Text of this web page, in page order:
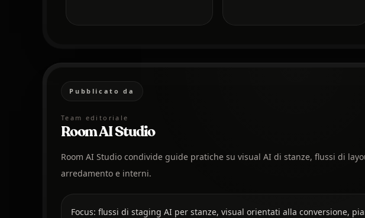
Pubblicato da
Team editoriale
Room AI Studio
Room AI Studio condivide guide pratiche su visual AI di stanze, flussi di
arredamento e interni.
Focus: flussi di staging AI per stanze, visual orientati alla conversione,